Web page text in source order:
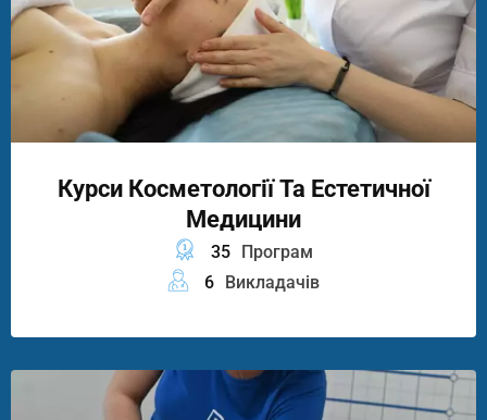
Курси Косметології Та Естетичної
Медицини
35
Програм
6
Викладачів